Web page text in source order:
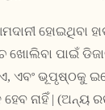
ହୋଇଥିବା
ଖୋଲିବା ପାଇଁ
ଏବଂ ଭୂପୃଷ୍ଠକୁ
ହେବ ନାହିଁ |